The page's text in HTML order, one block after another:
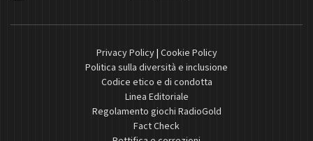
Privacy Policy| Cookie Policy
Politica sulla diversità e inclusione
Codice etico e di condotta
Linea Editoriale
Regolamento giochi RadioGold
Fact Check